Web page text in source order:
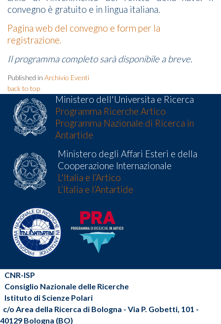
convegno è gratuito e in lingua italiana.
Pagina web del convegno e form per la
registrazione.
Il programma completo sarà disponibile a breve.
Published in Archivio Eventi
back to top
Ministero dell'Universita e Ricerca
Programma Ricerche Artico
Programma Nazionale di Ricerca in
Antartide
Ministero degli Affari Esteri e della
Cooperazione Internazionale
L'Italia e l’Artico
L’Italia e l’Antartide
CNR-ISP
Consiglio Nazionale delle Ricerche
Istituto di Scienze Polari
c/o Area della Ricerca di Bologna - Via P. Gobetti, 101 -
40129 Bologna (BO)